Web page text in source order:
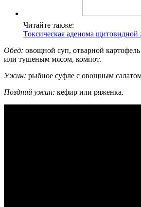
Читайте также:
Токсическая аденома щитовидной
Обед: овощной суп, отварной картофель
или тушеным мясом, компот.
Ужин: рыбное суфле с овощным
Поздний ужин: кефир или ряженка.